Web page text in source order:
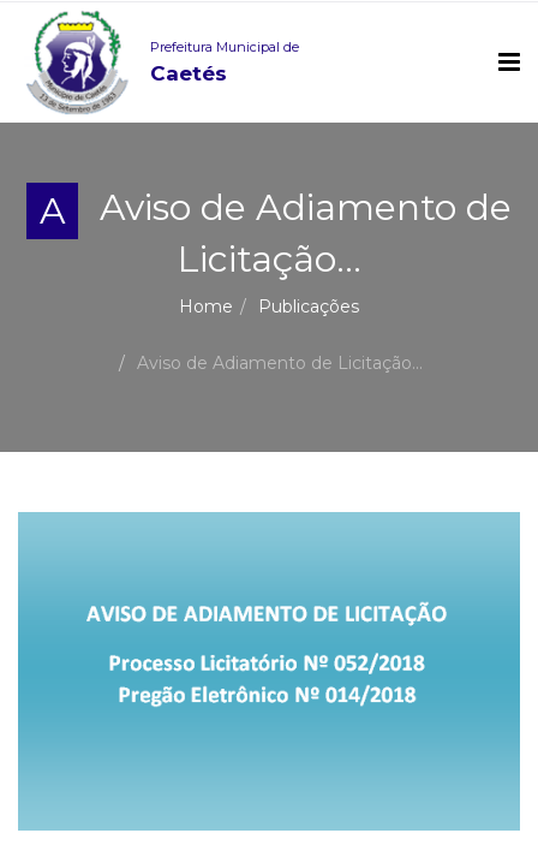
Prefeitura Municipal de
Caetés
A
Aviso de Adiamento de
Licitação...
Home Publicações
Aviso de Adiamento de Licitação...